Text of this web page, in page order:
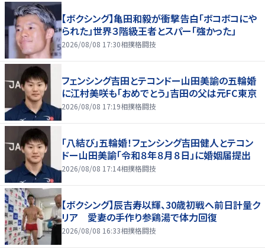
【ボクシング】亀田和毅が衝撃告白「ボコボコにや
られた」世界３階級王者とスパー「強かった」
2026/08/08 17:30相撲格闘技
フェンシング吉田とテコンドー山田美諭の五輪婚
に江村美咲も「おめでとう」吉田の父は元FC東京
2026/08/08 17:19相撲格闘技
「八結び」五輪婚！フェンシング吉田健人とテコン
ドー山田美諭「令和８年８月８日」に婚姻届提出
2026/08/08 17:14相撲格闘技
【ボクシング】辰吉寿以輝、30歳初戦へ前日計量ク
リア 愛妻の手作り参鶏湯で体力回復
2026/08/08 16:33相撲格闘技